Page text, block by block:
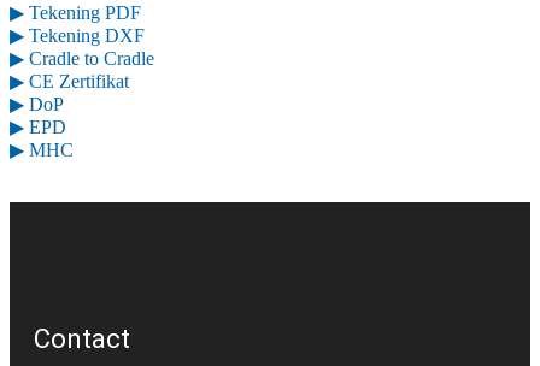
▶ Tekening PDF
▶ Tekening DXF
▶ Cradle to Cradle
▶ CE Zertifikat
▶ DoP
▶ EPD
▶ MHC
Contact